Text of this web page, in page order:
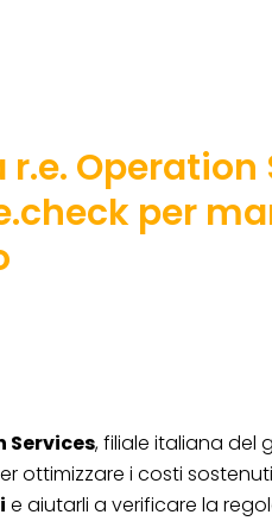
r.e.
per
Services, filiale italiana del
ottimizzare i costi
e aiutarli a verificare la